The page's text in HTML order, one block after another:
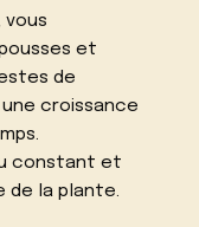
vous
et
de
croissance
constant et
de la plante.